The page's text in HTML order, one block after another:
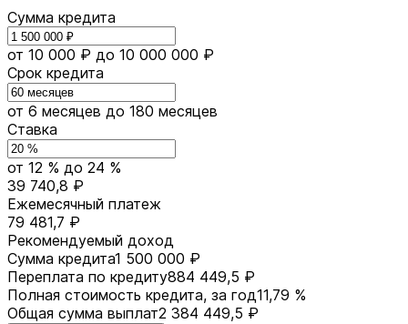
Сумма кредита
от 10 000 ₽ до 10 000 000 ₽
Срок кредита
от 6 месяцев до 180 месяцев
Ставка
от 12 % до 24 %
39 740,8 ₽
Ежемесячный платеж
79 481,7 ₽
Рекомендуемый доход
Сумма кредита1 500 000 ₽
Переплата по кредиту884 449,5 ₽
Полная стоимость кредита, за год11,79 %
Общая сумма выплат2 384 449,5 ₽